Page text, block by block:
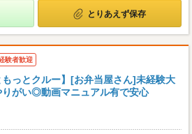
とりあえず保存
験者歓迎
もっとクルー】[お弁当屋さん]未経験大
りがい◎動画マニュアル有で安心